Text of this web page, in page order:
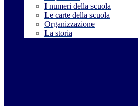
I numeri della scuola
Le carte della scuola
Organizzazione
La storia